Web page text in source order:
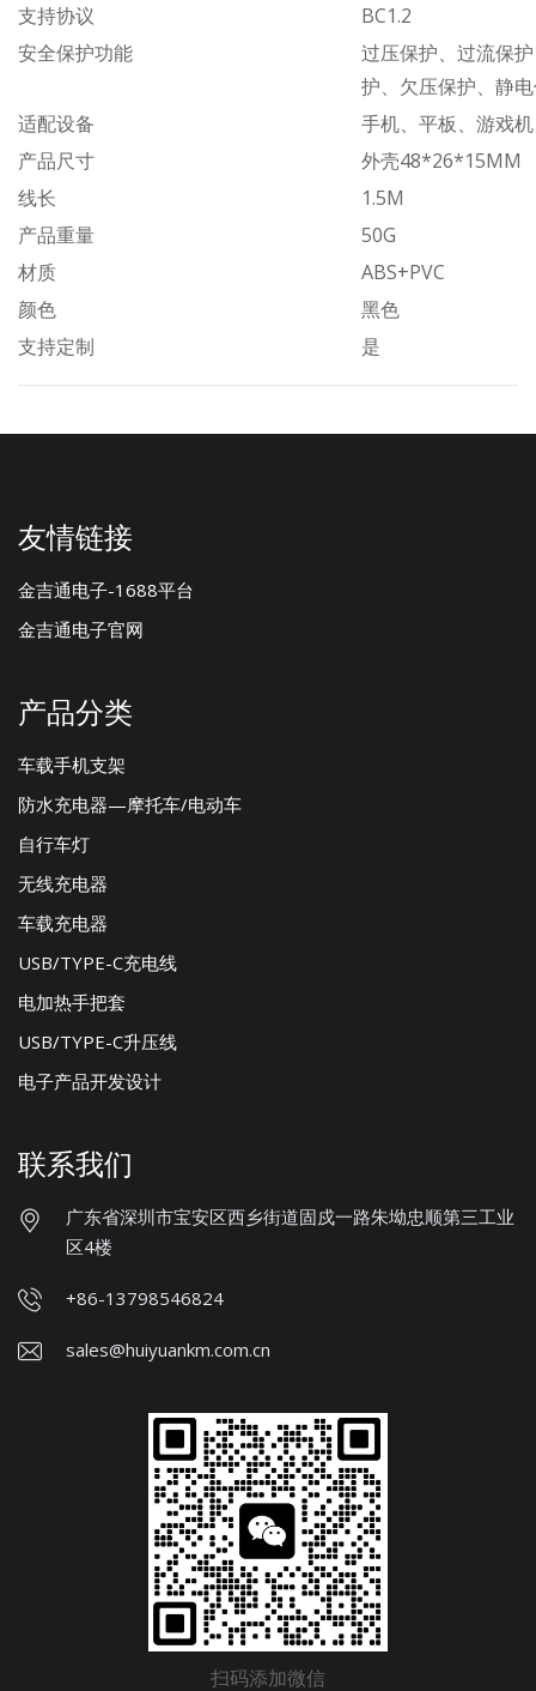
支持协议
BC1.2
安全保护功能
过压保护、过流保
护、欠压保护、静
适配设备
手机、平板、游戏
产品尺寸
外壳48*26*15MM
线长
1.5M
产品重量
50G
材质
ABS+PVC
颜色
黑色
支持定制
是
友情链接
金吉通电子-1688平台
金吉通电子官网
产品分类
车载手机支架
防水充电器—摩托车/电动车
自行车灯
无线充电器
车载充电器
USB/TYPE-C充电线
电加热手把套
USB/TYPE-C升压线
电子产品开发设计
联系我们
广东省深圳市宝安区西乡街道固戍一路朱坳忠顺第三工业
区4楼
+86-13798546824
sales@huiyuankm.com.cn
扫码添加微信